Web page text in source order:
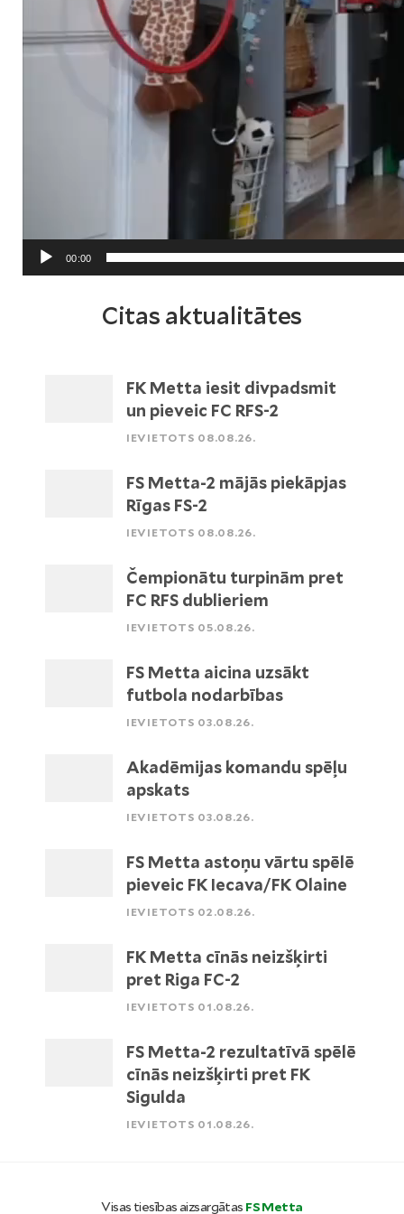
00:00
Citas aktualitātes
FK Metta iesit divpadsmit
un pieveic FC RFS-2
IEVIETOTS 08.08.26.
FS Metta-2 mājās piekāpjas
Rīgas FS-2
IEVIETOTS 08.08.26.
Čempionātu turpinām pret
FC RFS dublieriem
IEVIETOTS 05.08.26.
FS Metta aicina uzsākt
futbola nodarbības
IEVIETOTS 03.08.26.
Akadēmijas komandu spēļu
apskats
IEVIETOTS 03.08.26.
FS Metta astoņu vārtu spēlē
pieveic FK Iecava/FK Olaine
IEVIETOTS 02.08.26.
FK Metta cīnās neizšķirti
pret Riga FC-2
IEVIETOTS 01.08.26.
FS Metta-2 rezultatīvā spēlē
cīnās neizšķirti pret FK
Sigulda
IEVIETOTS 01.08.26.
Visas tiesības aizsargātas FS Metta